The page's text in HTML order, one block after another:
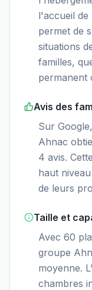
l'accueil de
permet de
situations
familles,
permanent
Avis des
Sur
Ahnac
4 avis.
haut
de leurs
Taille et
Avec 60
groupe
moyenne.
chambres